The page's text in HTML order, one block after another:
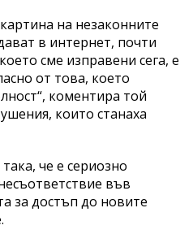
на незаконните
в интернет, почти
сме изправени сега, е
от това, което
коментира той
които станаха
че е сериозно
във
за достъп до новите